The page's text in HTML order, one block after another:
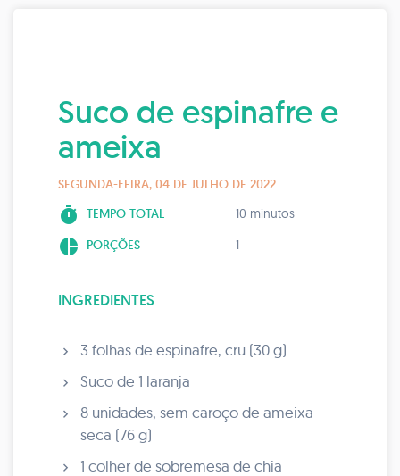
Suco de espinafre e
ameixa
SEGUNDA-FEIRA, 04 DE JULHO DE 2022
timer TEMPO TOTAL 10 minutos
pie_chart PORÇÕES 1
INGREDIENTES
3 folhas de espinafre, cru (30 g)
Suco de 1 laranja
8 unidades, sem caroço de ameixa
seca (76 g)
1 colher de sobremesa de chia